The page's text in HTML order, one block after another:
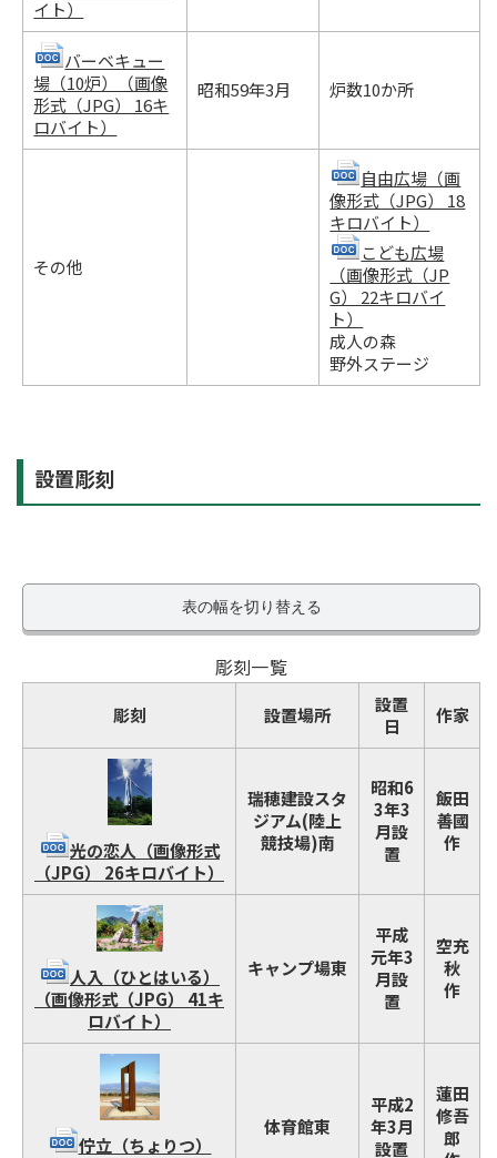
イト）
バーベキュー
場（10炉）（画像
形式（JPG） 16キ
ロバイト）
昭和59年3月 炉数10か所
その他
自由広場（画
像形式（JPG） 18
キロバイト）
こども広場
（画像形式（JP
G） 22キロバイ
ト）
成人の森
野外ステージ
設置彫刻
表の幅を切り替える
彫刻一覧
彫刻 設置場所
設置
日
作家
光の恋人（画像形式
（JPG） 26キロバイト）
瑞穂建設スタ
ジアム(陸上
競技場)南
昭和6
3年3
月設
置
飯田
善國
作
人入（ひとはいる）
（画像形式（JPG） 41キ
ロバイト）
キャンプ場東
平成
元年3
月設
置
空充
秋
作
佇立（ちょりつ）
体育館東
平成2
年3月
設置
蓮田
修吾
郎